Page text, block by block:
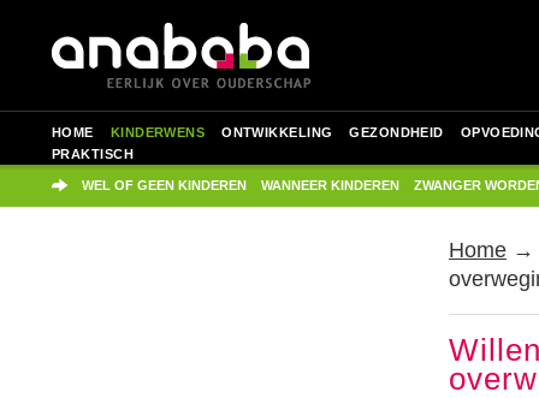
HOME KINDERWENS ONTWIKKELING GEZONDHEID
PRAKTISCH
WEL OF GEEN KINDEREN WANNEER KINDEREN ZWANGER
Home →